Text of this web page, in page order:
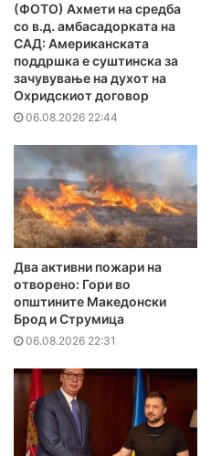
(ФОТО) Ахмети на средба
со в.д. амбасадорката на
САД: Американската
поддршка е суштинска за
зачувување на духот на
Охридскиот договор
06.08.2026 22:44
Два активни пожари на
отворено: Гори во
општините Македонски
Брод и Струмица
06.08.2026 22:31